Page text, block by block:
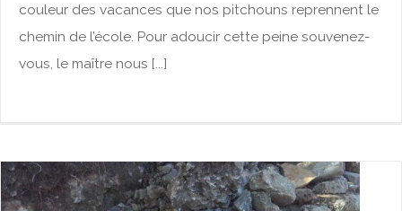
couleur des vacances que nos pitchouns reprennent le
chemin de l’école. Pour adoucir cette peine souvenez-
vous, le maître nous [...]